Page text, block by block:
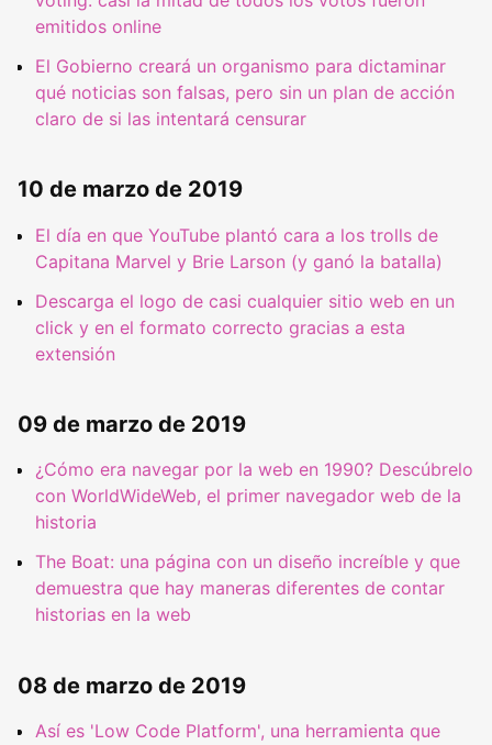
emitidos online
El Gobierno creará un organismo para dictaminar
qué noticias son falsas, pero sin un plan de acción
claro de si las intentará censurar
10 de marzo de 2019
El día en que YouTube plantó cara a los trolls de
Capitana Marvel y Brie Larson (y ganó la batalla)
Descarga el logo de casi cualquier sitio web en un
click y en el formato correcto gracias a esta
extensión
09 de marzo de 2019
¿Cómo era navegar por la web en 1990? Descúbrelo
con WorldWideWeb, el primer navegador web de la
historia
The Boat: una página con un diseño increíble y que
demuestra que hay maneras diferentes de contar
historias en la web
08 de marzo de 2019
Así es 'Low Code Platform', una herramienta que